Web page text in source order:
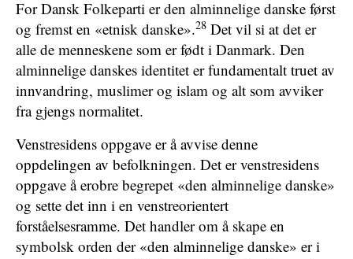
For Dansk Folkeparti er den alminnelige danske først
og fremst en «etnisk danske».28 Det vil si at det er
alle de menneskene som er født i Danmark. Den
alminnelige danskes identitet er fundamentalt truet av
innvandring, muslimer og islam og alt som avviker
fra gjengs normalitet.
Venstresidens oppgave er å avvise denne
oppdelingen av befolkningen. Det er venstresidens
oppgave å erobre begrepet «den alminnelige danske»
og sette det inn i en venstreorientert
forståelsesramme. Det handler om å skape en
symbolsk orden der «den alminnelige danske» er i